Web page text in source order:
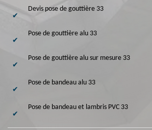
Devis pose de gouttière 33
Pose de gouttière alu 33
Pose de gouttière alu sur mesure 33
Pose de bandeau alu 33
Pose de bandeau et lambris PVC 33